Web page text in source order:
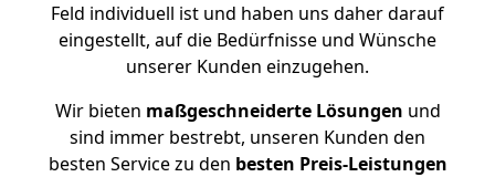
Feld individuell ist und haben uns daher darauf
eingestellt, auf die Bedürfnisse und Wünsche
unserer Kunden einzugehen.
Wir bieten maßgeschneiderte Lösungen und
sind immer bestrebt, unseren Kunden den
besten Service zu den besten Preis-Leistungen